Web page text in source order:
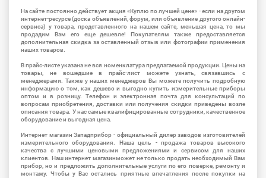
На сайте постоянно действует акция «Куплю по лучшей цене» - если на другом
интернет-ресурсе (доска объявлений, форум, или объявление другого онлайн-
сервиса) у товара, представленного на нашем сайте, меньшая цена, то мы
продадим Вам его еще дешевле! Покупателям также предоставляется
дополнительная скидка за оставленный отзыв или фотографии применения
наших товаров.
В прайс-листе указана не вся номенклатура предлагаемой продукции. Цены на
товары, не вошедшие в прайс-лист можете узнать, связавшись с
менеджерами. Также у наших менеджеров Вы можете получить подробную
информацию о том, как дешево и выгодно купить измерительные приборы
оптом и в розницу. Телефон и электронная почта для консультаций по
вопросам приобретения, доставки или получения скидки приведены возле
описания товара. У нас самые квалифицированные сотрудники, качественное
оборудование и выгодная цена.
Интернет магазин Западприбор - официальный дилер заводов изготовителей
измерительного оборудования. Наша цель - продажа товаров высокого
качества с лучшими ценовыми предложениями и сервисом для наших
клиентов. Наш интернет магазинможет не только продать необходимый Вам
прибор, но и предложить дополнительные услуги по его поверке, ремонту и
монтажу. Чтобы у Вас остались приятные впечатления после покупки на